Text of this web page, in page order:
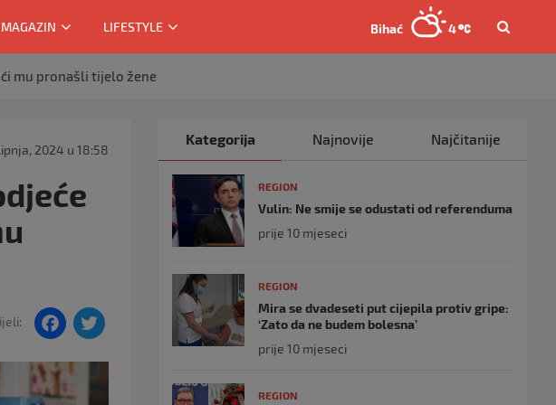
MAGAZIN LIFESTYLE Bihać 4
mu pronašli tijelo žene
2024 u 18:58
F
c
Kategorija Najnovije Najčitanije
REGION
Vulin: Ne smije se odustati od referenduma
prije 10 mjeseci
REGION
Mira se dvadeseti put cijepila protiv gripe:
‘Zato da ne budem bolesna’
prije 10 mjeseci
REGION